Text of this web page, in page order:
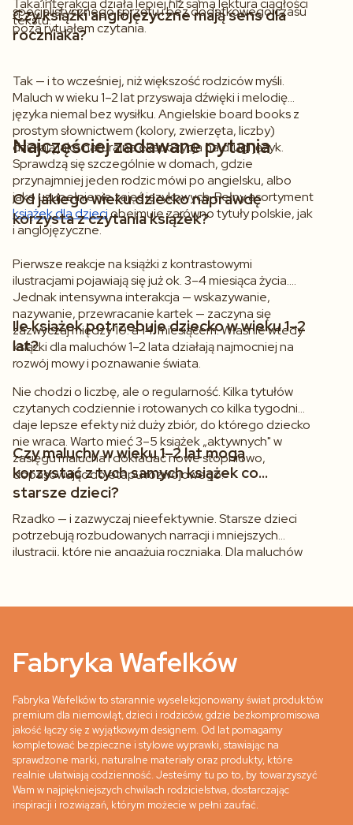
specjalistycznego sprzętu i bez dodatkowego czasu
poza rytuałem czytania.
tekstu.
Czy książki anglojęzyczne mają sens dla
roczniaka?
Tak — i to wcześniej, niż większość rodziców myśli.
Maluch w wieku 1–2 lat przyswaja dźwięki i melodię
języka niemal bez wysiłku. Angielskieboard booksz
prostym słownictwem (kolory, zwierzęta, liczby)
działają jako naturalna ekspozycja na drugi język.
Sprawdzą się szczególnie w domach, gdzie
przynajmniej jeden rodzic mówi po angielsku, albo
jako uzupełnienie zajęć językowych. Pełny asortyment
książek dla dzieciobejmuje zarówno tytuły polskie, jak
i anglojęzyczne.
Najczęściej zadawane pytania
Od jakiego wieku dziecko naprawdę
korzysta z czytania książek?
Pierwsze reakcje na książki z kontrastowymi
ilustracjami pojawiają się już ok. 3–4 miesiąca życia.
Jednak intensywna interakcja — wskazywanie,
nazywanie, przewracanie kartek — zaczyna się
zazwyczaj między 10. a 14. miesiącem. Właśnie wtedy
książki dla maluchów 1–2 lata działają najmocniej na
rozwój mowy i poznawanie świata.
Ile książek potrzebuje dziecko w wieku 1–2
lat?
Nie chodzi o liczbę, ale o regularność. Kilka tytułów
czytanych codziennie i rotowanych co kilka tygodni
daje lepsze efekty niż duży zbiór, do którego dziecko
nie wraca. Warto mieć 3–5 książek „aktywnych" w
zasięgu malucha i dokładać nowe stopniowo,
dopasowując do etapu rozwojowego.
Czy maluchy w wieku 1–2 lat mogą
korzystać z tych samych książek co
starsze dzieci?
Rzadko — i zazwyczaj nieefektywnie. Starsze dzieci
potrzebują rozbudowanych narracji i mniejszych
ilustracji, które nie angażują roczniaka. Dla maluchów
Fabryka Wafelków
Fabryka Wafelków to starannie wyselekcjonowany świat produktów
premium dla niemowląt, dzieci i rodziców, gdzie bezkompromisowa
jakość łączy się z wyjątkowym designem. Od lat pomagamy
kompletować bezpieczne i stylowe wyprawki, stawiając na
sprawdzone marki, naturalne materiały oraz produkty, które
realnie ułatwiają codzienność. Jesteśmy tu po to, by towarzyszyć
Wam w najpiękniejszych chwilach rodzicielstwa, dostarczając
inspiracji i rozwiązań, którym możecie w pełni zaufać.